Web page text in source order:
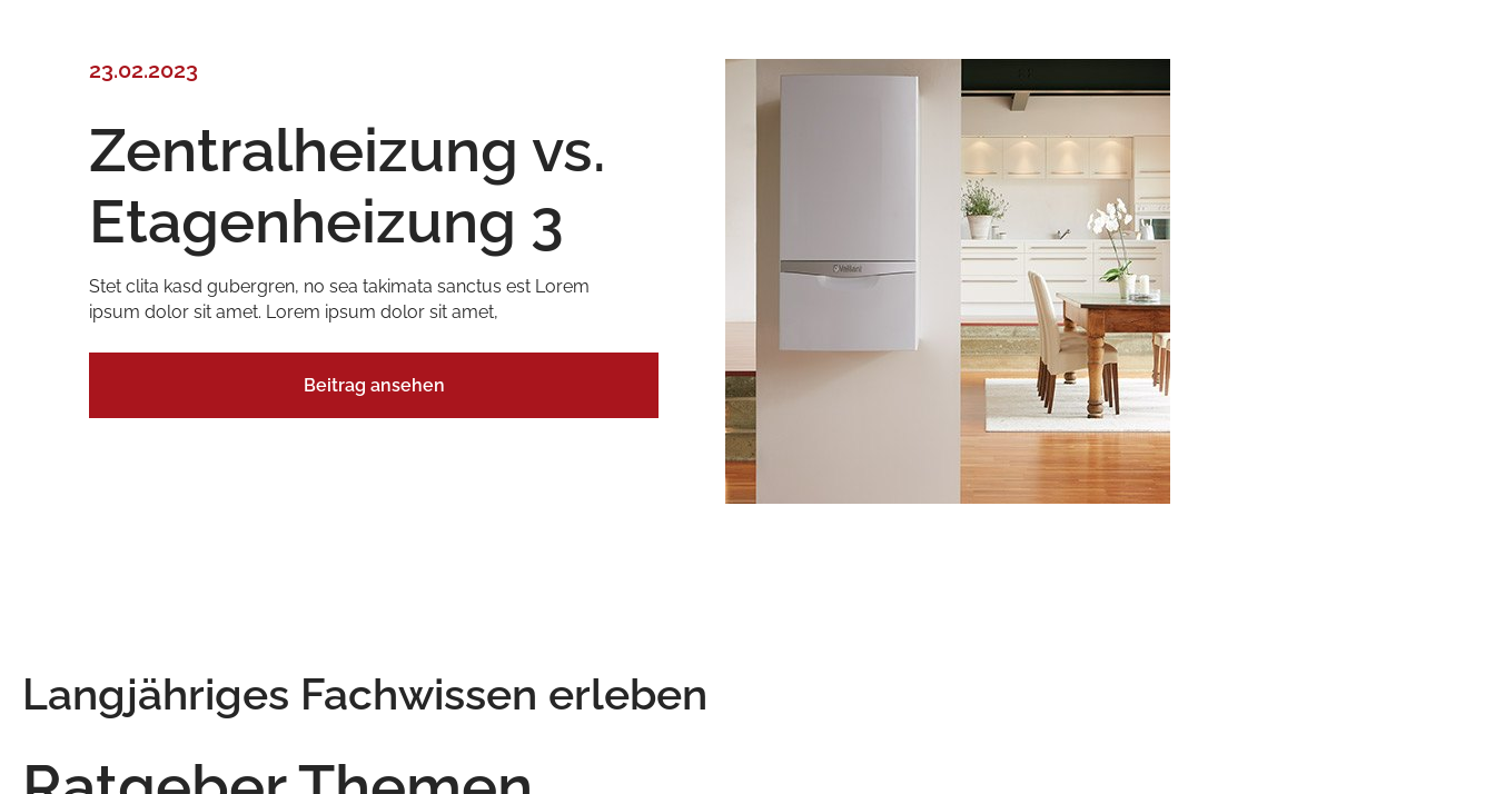
23.02.2023
Zentralheizung vs.
Etagenheizung 3
Stet clita kasd gubergren, no sea takimata sanctus est Lorem
ipsum dolor sit amet. Lorem ipsum dolor sit amet,
Beitrag ansehen
Langjähriges Fachwissen erleben